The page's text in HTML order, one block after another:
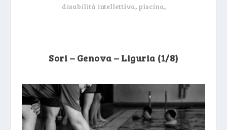
disabilità intellettiva, piscina,
Sori – Genova – Liguria (1/8)